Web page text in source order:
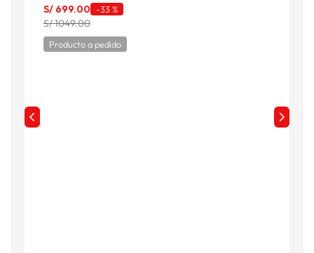
S/ 699.00 -33 %
S/ 1049.00
Producto a pedido